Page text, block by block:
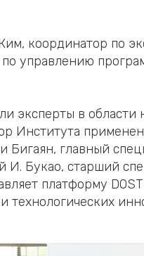
координатор по
управлению
эксперты в области
Института
Бигаян, главный
И. Букао, старший
платформу
технологических